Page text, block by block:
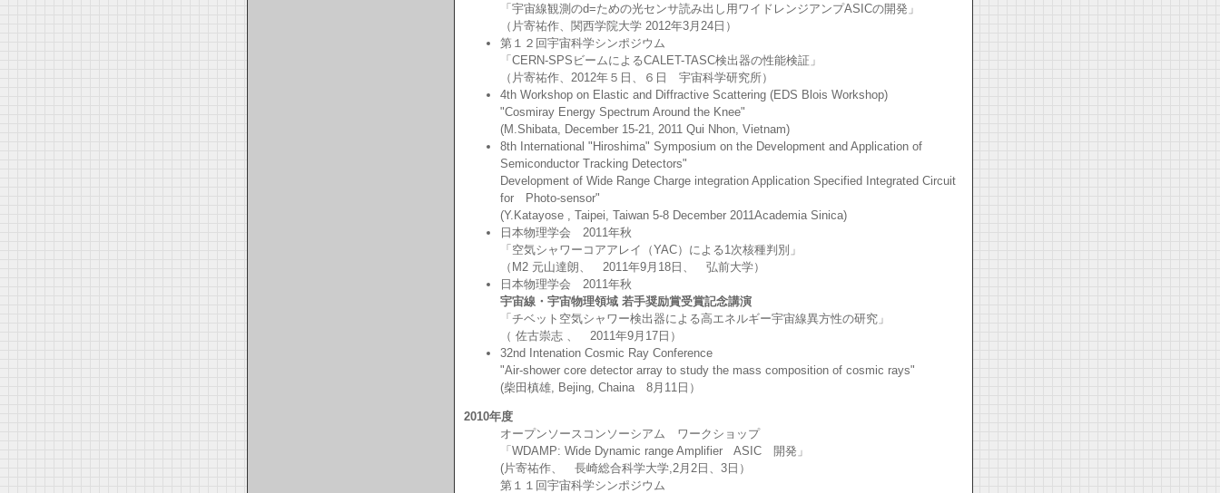
「宇宙線観測のd=ための光センサ読み出し用ワイドレンジアンプASICの開発」
（片寄祐作、関西学院大学 2012年3月24日）
第１２回宇宙科学シンポジウム
「CERN-SPSビームによるCALET-TASC検出器の性能検証」
（片寄祐作、2012年５日、６日 宇宙科学研究所）
4th Workshop on Elastic and Diffractive Scattering (EDS Blois Workshop)
"Cosmiray Energy Spectrum Around the Knee"
(M.Shibata, December 15-21, 2011 Qui Nhon, Vietnam)
8th International "Hiroshima" Symposium on the Development and Application of
Semiconductor Tracking Detectors"
Development of Wide Range Charge integration Application Specified Integrated Circuit
for Photo-sensor"
(Y.Katayose , Taipei, Taiwan 5-8 December 2011Academia Sinica)
日本物理学会 2011年秋
「空気シャワーコアアレイ（YAC）による1次核種判別」
（M2 元山達朗、 2011年9月18日、 弘前大学）
日本物理学会 2011年秋
宇宙線・宇宙物理領域 若手奨励賞受賞記念講演
「チベット空気シャワー検出器による高エネルギー宇宙線異方性の研究」
（ 佐古崇志 、 2011年9月17日）
32nd Intenation Cosmic Ray Conference
"Air-shower core detector array to study the mass composition of cosmic rays"
(柴田槙雄, Bejing, Chaina 8月11日）
2010年度
オープンソースコンソーシアム ワークショップ
「WDAMP: Wide Dynamic range Amplifier ASIC 開発」
(片寄祐作、 長崎総合科学大学,2月2日、3日）
第１１回宇宙科学シンポジウム